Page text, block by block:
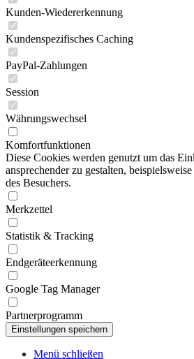
Kunden-Wiedererkennung
Kundenspezifisches Caching
PayPal-Zahlungen
Session
Währungswechsel
Komfortfunktionen
Diese Cookies werden genutzt um das
ansprechender zu gestalten,
des Besuchers.
Merkzettel
Statistik & Tracking
Endgeräteerkennung
Google Tag Manager
Partnerprogramm
Menü schließen